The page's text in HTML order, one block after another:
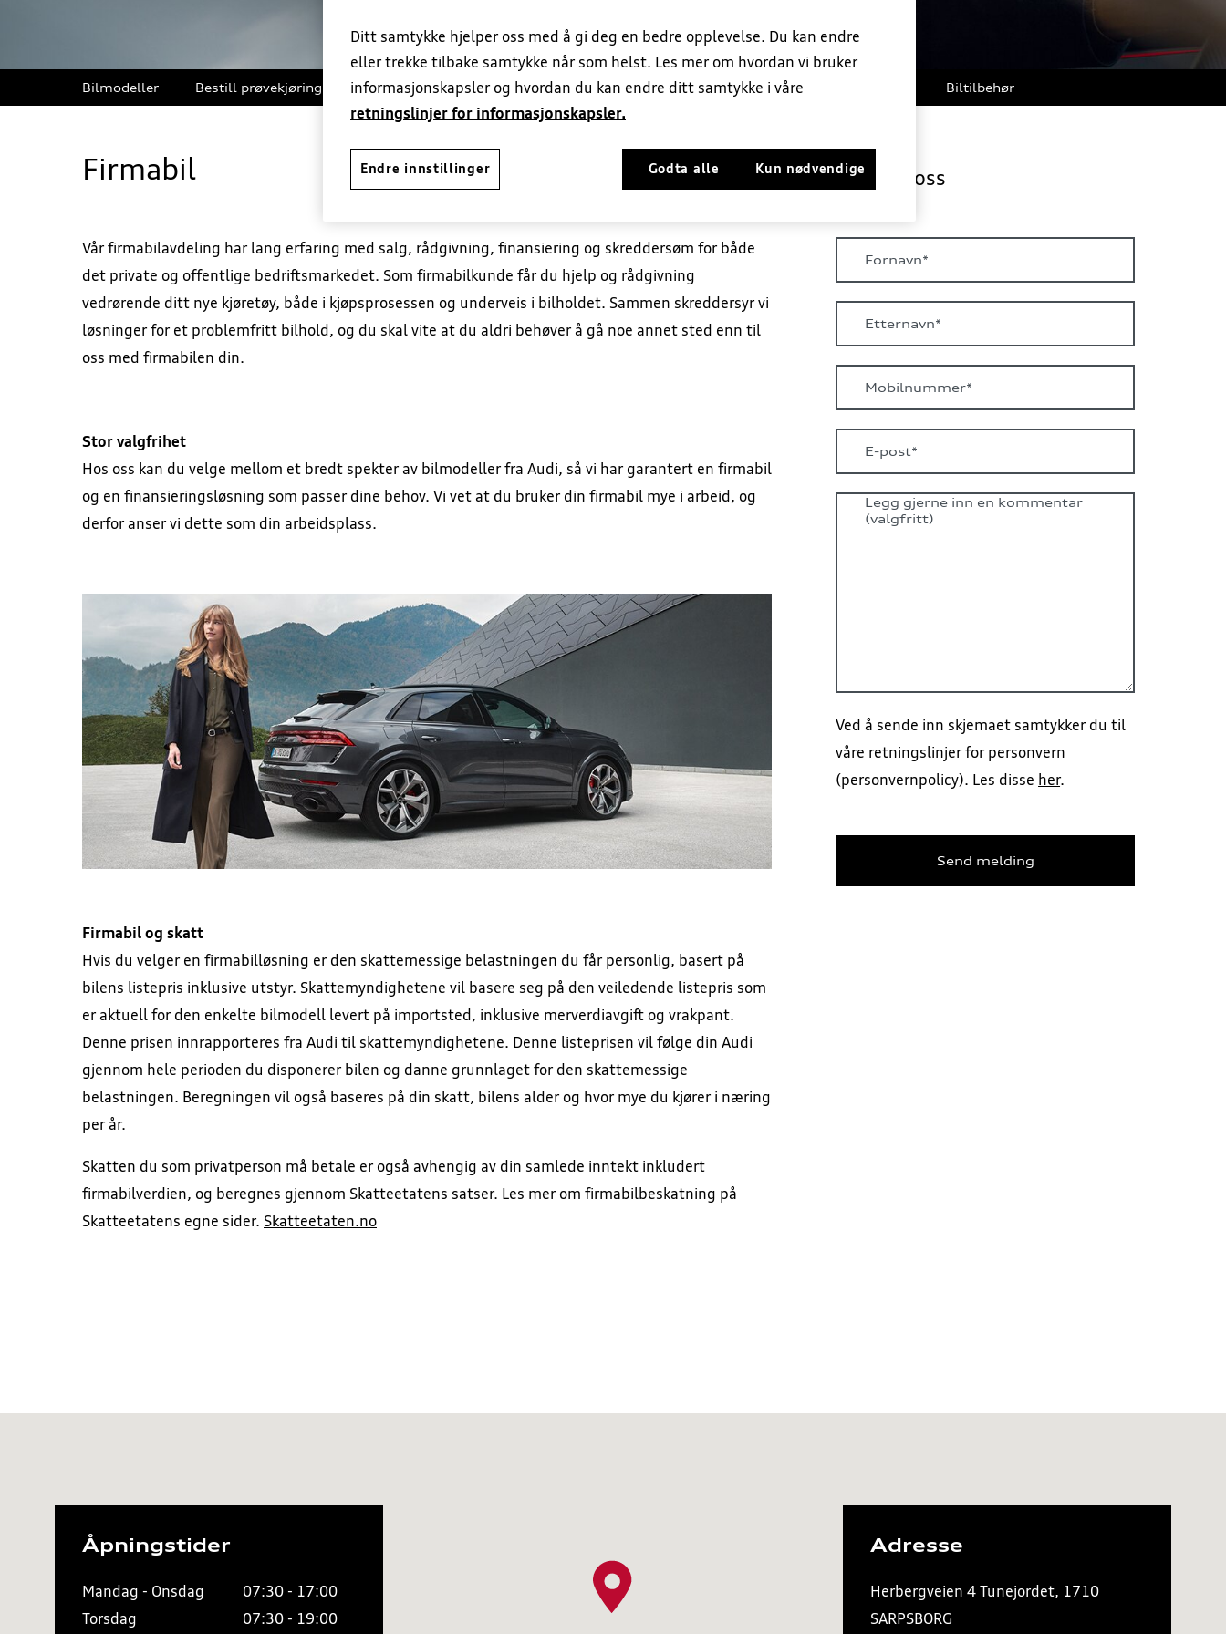
Bilmodeller Bestill prøvekjøring Bruktbil Lagerbiler Firmabil Finansiering Forsikring Biltilbehør
Firmabil
Vår firmabilavdeling har lang erfaring med salg, rådgivning, finansiering og skreddersøm for både
det private og offentlige bedriftsmarkedet. Som firmabilkunde får du hjelp og rådgivning
vedrørende ditt nye kjøretøy, både i kjøpsprosessen og underveis i bilholdet. Sammen skreddersyr vi
løsninger for et problemfritt bilhold, og du skal vite at du aldri behøver å gå noe annet sted enn til
oss med firmabilen din.
Stor valgfrihet
Hos oss kan du velge mellom et bredt spekter av bilmodeller fra Audi, så vi har garantert en firmabil
og en finansieringsløsning som passer dine behov. Vi vet at du bruker din firmabil mye i arbeid, og
derfor anser vi dette som din arbeidsplass.
Firmabil og skatt
Hvis du velger en firmabilløsning er den skattemessige belastningen du får personlig, basert på
bilens listepris inklusive utstyr. Skattemyndighetene vil basere seg på den veiledende listepris som
er aktuell for den enkelte bilmodell levert på importsted, inklusive merverdiavgift og vrakpant.
Denne prisen innrapporteres fra Audi til skattemyndighetene. Denne listeprisen vil følge din Audi
gjennom hele perioden du disponerer bilen og danne grunnlaget for den skattemessige
belastningen. Beregningen vil også baseres på din skatt, bilens alder og hvor mye du kjører i næring
per år.
Skatten du som privatperson må betale er også avhengig av din samlede inntekt inkludert
firmabilverdien, og beregnes gjennom Skatteetatens satser. Les mer om firmabilbeskatning på
Skatteetatens egne sider. Skatteetaten.no
Kontakt oss
Ved å sende inn skjemaet samtykker du til
våre retningslinjer for personvern
(personvernpolicy). Les disse her.
Send melding
Åpningstider
Mandag - Onsdag
07:30 - 17:00
Torsdag
07:30 - 19:00
Adresse
Herbergveien 4 Tunejordet, 1710
SARPSBORG
Ditt samtykke hjelper oss med å gi deg en bedre opplevelse. Du kan endre
eller trekke tilbake samtykke når som helst. Les mer om hvordan vi bruker
informasjonskapsler og hvordan du kan endre ditt samtykke i våre
retningslinjer for informasjonskapsler.
Endre innstillinger Kun nødvendige
Godta alle